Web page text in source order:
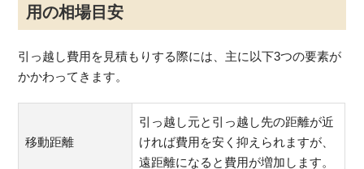
用の相場目安
引っ越し費用を見積もりする際には、主に以下3つの要素が
かかわってきます。
移動距離
引っ越し元と引っ越し先の距離が近
ければ費用を安く抑えられますが、
遠距離になると費用が増加します。